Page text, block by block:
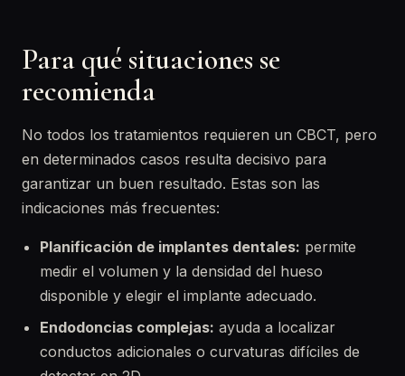
Para qué situaciones se
recomienda
No todos los tratamientos requieren un CBCT, pero
en determinados casos resulta decisivo para
garantizar un buen resultado. Estas son las
indicaciones más frecuentes:
Planificación de implantes dentales: permite
medir el volumen y la densidad del hueso
disponible y elegir el implante adecuado.
Endodoncias complejas: ayuda a localizar
conductos adicionales o curvaturas difíciles de